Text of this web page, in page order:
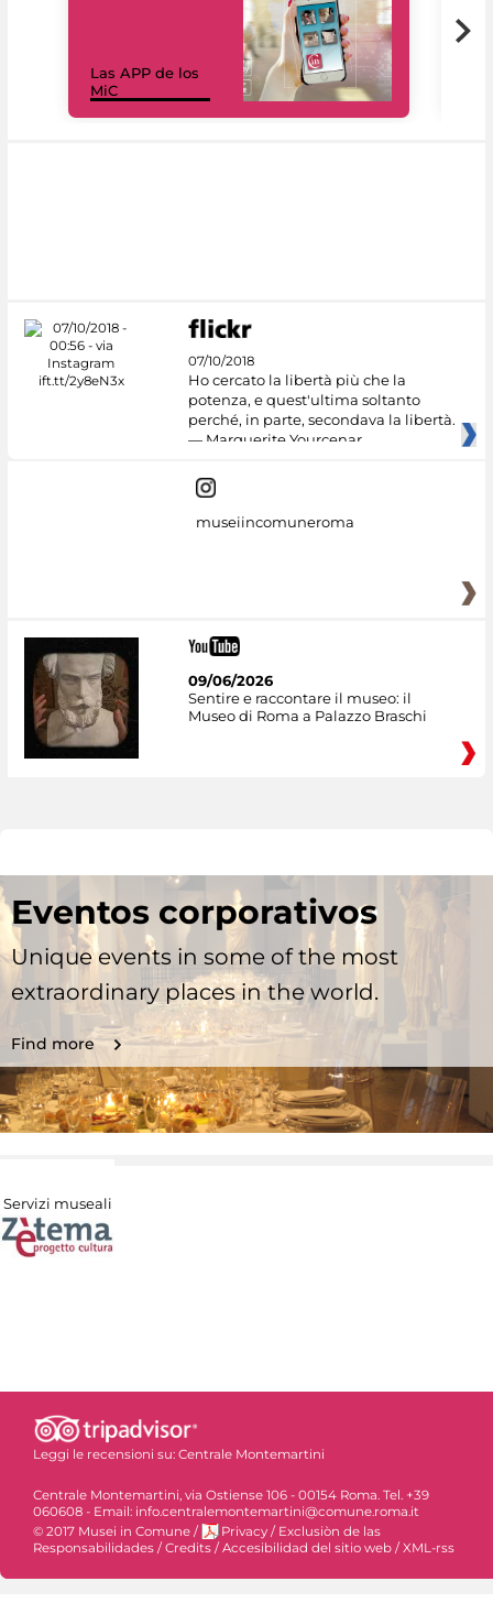
Las APP de los
MiC
07/10/2018
Ho cercato la libertà più che la
potenza, e quest'ultima soltanto
perché, in parte, secondava la libertà.
— Marguerite Yourcenar
museiincomuneroma
09/06/2026
Sentire e raccontare il museo: il
Museo di Roma a Palazzo Braschi
Eventos corporativos
Unique events in some of the most
extraordinary places in the world.
Find more
Servizi museali
Leggi le recensioni su: Centrale Montemartini
Centrale Montemartini, via Ostiense 106 - 00154 Roma. Tel. +39
060608 - Email: info.centralemontemartini@comune.roma.it
© 2017 Musei in Comune / Privacy / Exclusiòn de las
Responsabilidades /Credits /Accesibilidad del sitio web /XML-rss